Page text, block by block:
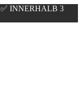
✅ INNERHALB 3